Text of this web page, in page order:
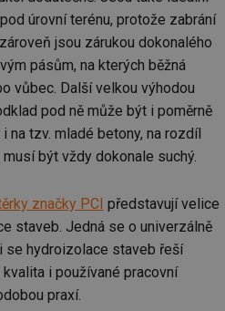
úrovní terénu, protože zabrání
jsou zárukou dokonalého
pásům, na kterých běžná
vůbec. Další velkou výhodou
pod ně může být i poměrně
na tzv. mladé betony, na rozdíl
být vždy dokonale suchý.
značky PCI představují velice
staveb. Jedná se o univerzálně
se hydroizolace staveb řeší
i používané pracovní
praxí.